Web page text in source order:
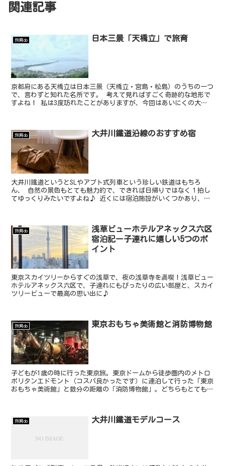
関連記事
旅育do 日本三景「天橋立」で旅育
京都府にある天橋立は日本三景（天橋立・宮島・松島）のうちの一つ
で、言わずと知れた名所です。 考えて見ればすごく奇跡的な地形で
すよね！ 私は3度訪れたことがありますが、今回はあいにくの大
旅育do 大井川鐵道沿線のおすすめ宿
大井川鐵道というとSLやアプト式列車という珍しい鉄道はもちろ
ん、 自然の景色もとても魅力的で、できれば日帰りではなく１拍し
てゆっくりみたいですよね♪ 近くには宿泊施設がいくつかあり、民
旅育do
浅草ビューホテルアネックス六区
宿泊記ー子連れに嬉しい5つのポ
イント
東京スカイツリーからすぐの浅草で、夜の浅草寺を満喫！浅草ビュー
ホテルアネックス六区で、子連れにもぴったりの広い部屋と、スカイ
ツリービューで最高の思い出に♪
旅育do 東京おもちゃ美術館と消防博物館
子どもが1歳の時に行った東京旅。東京ドームから徒歩圏内のメトロ
ポリタンエドモント（コスパ良かったです）に連泊して行った「東京
おもちゃ美術館」と数分の距離の「消防博物館」。どちらもとても価
旅育do 大井川鐵道モデルコース